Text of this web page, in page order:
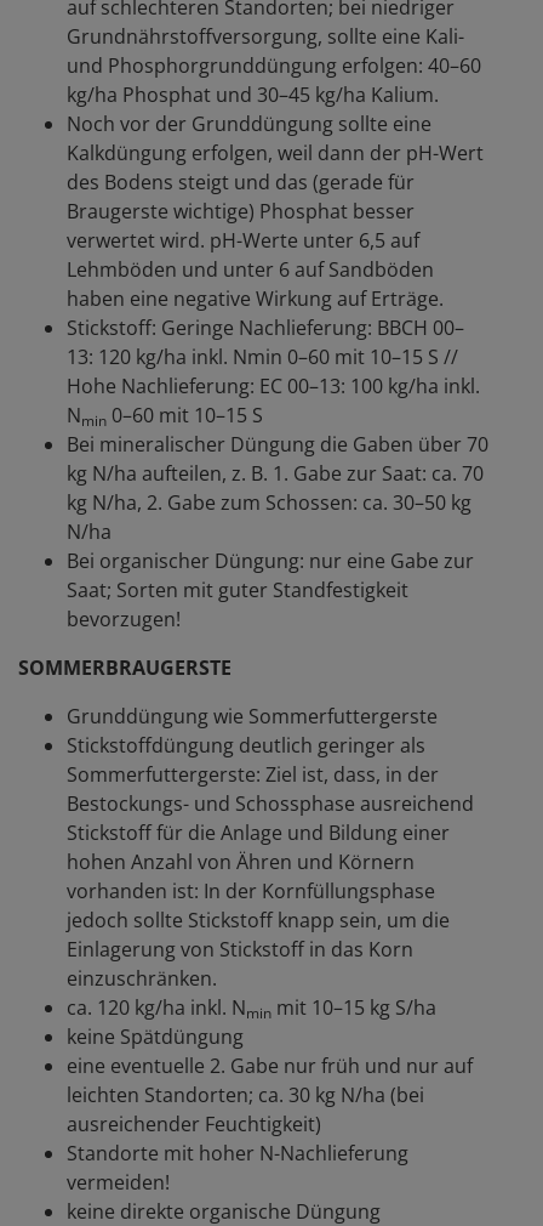
auf schlechteren Standorten; bei niedriger
Grundnährstoffversorgung, sollte eine Kali-
und Phosphorgrunddüngung erfolgen: 40–60
kg/ha Phosphat und 30–45 kg/ha Kalium.
Noch vor der Grunddüngung sollte eine
Kalkdüngung erfolgen, weil dann der pH-Wert
des Bodens steigt und das (gerade für
Braugerste wichtige) Phosphat besser
verwertet wird. pH-Werte unter 6,5 auf
Lehmböden und unter 6 auf Sandböden
haben eine negative Wirkung auf Erträge.
Stickstoff: Geringe Nachlieferung: BBCH 00–
13: 120 kg/ha inkl. Nmin 0–60 mit 10–15 S //
Hohe Nachlieferung: EC 00–13: 100 kg/ha inkl.
Nmin 0–60 mit 10–15 S
Bei mineralischer Düngung die Gaben über 70
kg N/ha aufteilen, z. B. 1. Gabe zur Saat: ca. 70
kg N/ha, 2. Gabe zum Schossen: ca. 30–50 kg
N/ha
Bei organischer Düngung: nur eine Gabe zur
Saat; Sorten mit guter Standfestigkeit
bevorzugen!
SOMMERBRAUGERSTE
Grunddüngung wie Sommerfuttergerste
Stickstoffdüngung deutlich geringer als
Sommerfuttergerste: Ziel ist, dass, in der
Bestockungs- und Schossphase ausreichend
Stickstoff für die Anlage und Bildung einer
hohen Anzahl von Ähren und Körnern
vorhanden ist: In der Kornfüllungsphase
jedoch sollte Stickstoff knapp sein, um die
Einlagerung von Stickstoff in das Korn
einzuschränken.
ca. 120 kg/ha inkl. Nmin mit 10–15 kg S/ha
keine Spätdüngung
eine eventuelle 2. Gabe nur früh und nur auf
leichten Standorten; ca. 30 kg N/ha (bei
ausreichender Feuchtigkeit)
Standorte mit hoher N-Nachlieferung
vermeiden!
keine direkte organische Düngung